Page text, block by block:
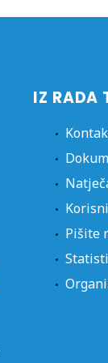
IZ RADA
Pišite